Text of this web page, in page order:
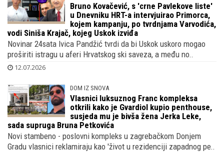
Bruno Kovačević, s 'crne Pavlekove liste'
u Dnevniku HRT-a intervjuirao Primorca,
kojem kampanju, po tvrdnjama Varvodića,
vodi Siniša Krajač, kojeg Uskok izviđa
Novinar 24sata Ivica Pandžić tvrdi da bi Uskok uskoro mogao
proširiti istragu u aferi Hrvatskog ski saveza, a među no..
12.07.2026
DOM IZ SNOVA
Vlasnici luksuznog Franc kompleksa
otkrili kako je Gvardiol kupio penthouse,
susjeda mu je bivša žena Jerka Leke,
sada supruga Bruna Petkovića
Novi stambeno - poslovni kompleks u zagrebačkom Donjem
Gradu vlasnici reklamiraju kao 'život u rezidenciji zapadnog pe..